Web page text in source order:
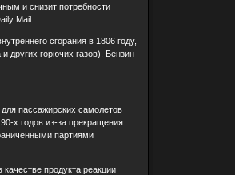
и снизит потребности
Mail.
сгорания в 1806 году,
других горючих газов). Бензин
пассажирских самолетов
х годов из-за прекращения
партиями
продукта реакции